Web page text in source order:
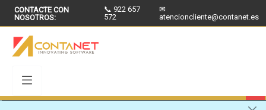
CONTACTE CON
NOSOTROS:
📞 922 657
572
✉
atencioncliente@contanet.es